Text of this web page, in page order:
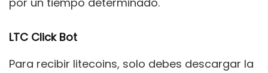
LTC Click Bot
Para recibir litecoins, solo debes descargar la